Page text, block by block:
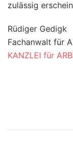
zulässig
Rüdiger Gedigk
Fachanwalt für
KANZLEI für